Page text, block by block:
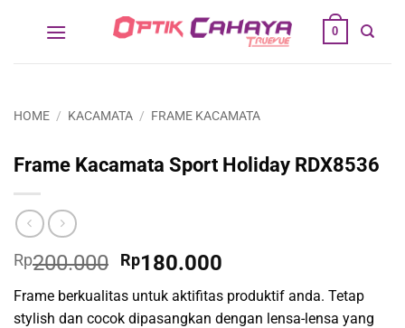
0
HOME / KACAMATA / FRAME KACAMATA
Frame Kacamata Sport Holiday RDX8536
Rp200.000 Original
price
was:
Rp180.000
price
is:
Frame berkualitas untuk aktifitas produktif anda. Tetap
stylish dan cocok dipasangkan dengan lensa-lensa yang